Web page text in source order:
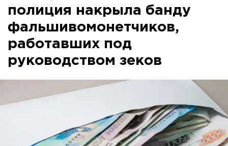
полиция накрыла банду
фальшивомонетчиков,
работавших под
руководством зеков